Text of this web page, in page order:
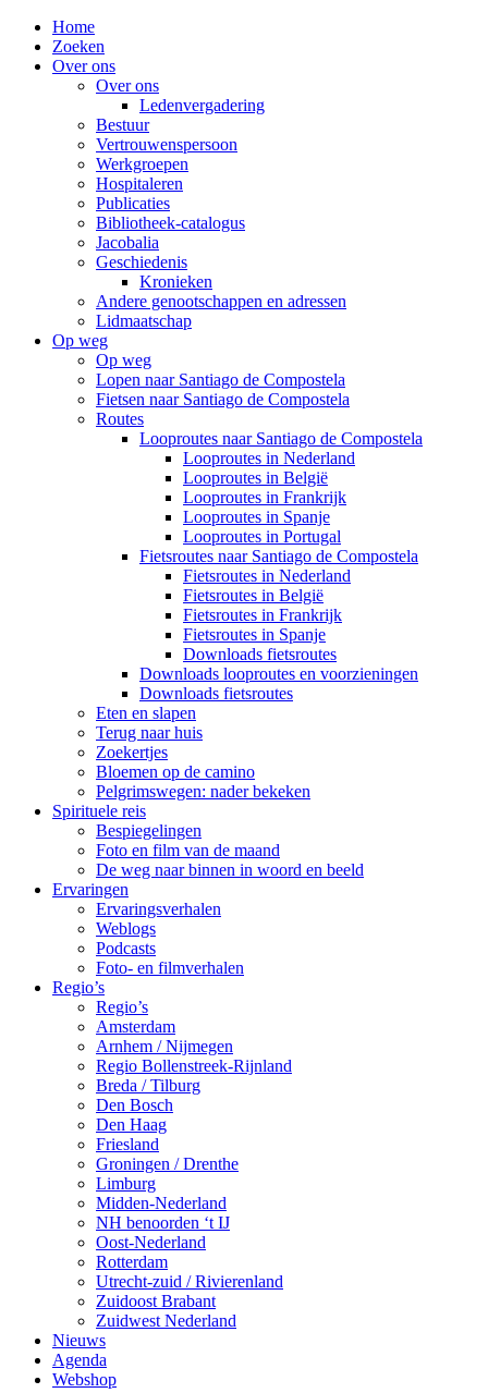
Home
Zoeken
Over ons
Over ons
Ledenvergadering
Bestuur
Vertrouwenspersoon
Werkgroepen
Hospitaleren
Publicaties
Bibliotheek-catalogus
Jacobalia
Geschiedenis
Kronieken
Andere genootschappen en adressen
Lidmaatschap
Op weg
Op weg
Lopen naar Santiago de Compostela
Fietsen naar Santiago de Compostela
Routes
Looproutes naar Santiago de Compostela
Looproutes in Nederland
Looproutes in België
Looproutes in Frankrijk
Looproutes in Spanje
Looproutes in Portugal
Fietsroutes naar Santiago de Compostela
Fietsroutes in Nederland
Fietsroutes in België
Fietsroutes in Frankrijk
Fietsroutes in Spanje
Downloads fietsroutes
Downloads looproutes en voorzieningen
Downloads fietsroutes
Eten en slapen
Terug naar huis
Zoekertjes
Bloemen op de camino
Pelgrimswegen: nader bekeken
Spirituele reis
Bespiegelingen
Foto en film van de maand
De weg naar binnen in woord en beeld
Ervaringen
Ervaringsverhalen
Weblogs
Podcasts
Foto- en filmverhalen
Regio’s
Regio’s
Amsterdam
Arnhem / Nijmegen
Regio Bollenstreek-Rijnland
Breda / Tilburg
Den Bosch
Den Haag
Friesland
Groningen / Drenthe
Limburg
Midden-Nederland
NH benoorden ‘t IJ
Oost-Nederland
Rotterdam
Utrecht-zuid / Rivierenland
Zuidoost Brabant
Zuidwest Nederland
Nieuws
Agenda
Webshop